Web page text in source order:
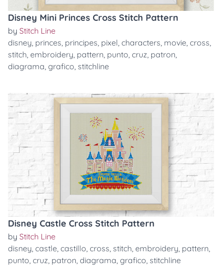
Disney Mini Princes Cross Stitch Pattern
by Stitch Line
disney, princes, principes, pixel, characters, movie, cross,
stitch, embroidery, pattern, punto, cruz, patron,
diagrama, grafico, stitchline
Disney Castle Cross Stitch Pattern
by Stitch Line
disney, castle, castillo, cross, stitch, embroidery, pattern,
punto, cruz, patron, diagrama, grafico, stitchline